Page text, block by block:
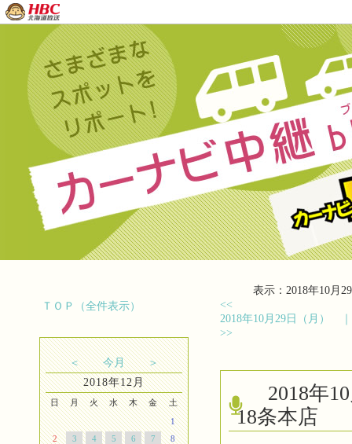
ＴＯＰ（全件表示）
＜ 今月
＞
2018年12月
日 月 火 水 木 金
土
1
2
3 4 5 6 7
8
表示：2018年10月29
<<
2018年10月29日（月）
>>
2018年
18条本店